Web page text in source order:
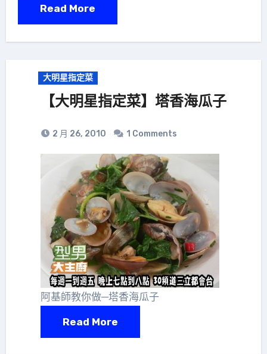
Read More
大明星指定菜
【大明星指定菜】塔香海瓜子
2 月 26, 2010 1 Comments
阿基師教你做─塔香海瓜子
Read More